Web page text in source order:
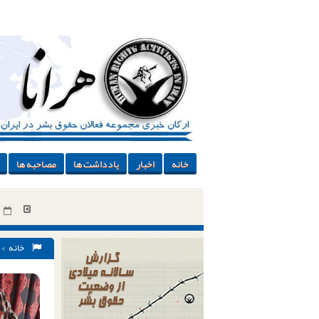
خانه اخبار یادداشت ها مصاحبه ها
خانه >